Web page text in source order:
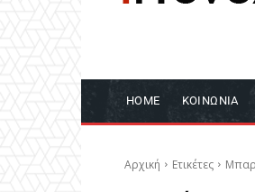
HOME ΚΟΙΝΩΝΊΑ
Αρχική Ετικέτες